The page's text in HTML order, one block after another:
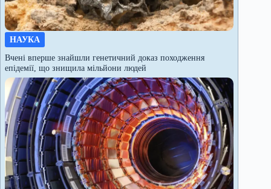
НАУКА
Вчені вперше знайшли генетичний доказ походження
епідемії, що знищила мільйони людей